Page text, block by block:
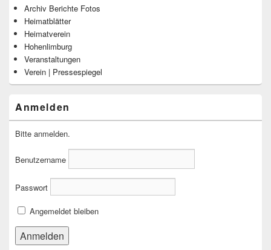
Archiv Berichte Fotos
Heimatblätter
Heimatverein
Hohenlimburg
Veranstaltungen
Verein | Pressespiegel
Anmelden
Bitte anmelden.
Benutzername
Passwort
Angemeldet bleiben